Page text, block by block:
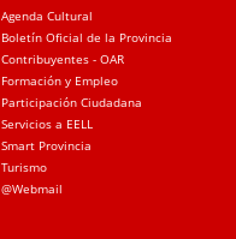
Agenda Cultural
Boletín Oficial de la Provincia
Contribuyentes - OAR
Formación y Empleo
Participación Ciudadana
Servicios a EELL
Smart Provincia
Turismo
@Webmail